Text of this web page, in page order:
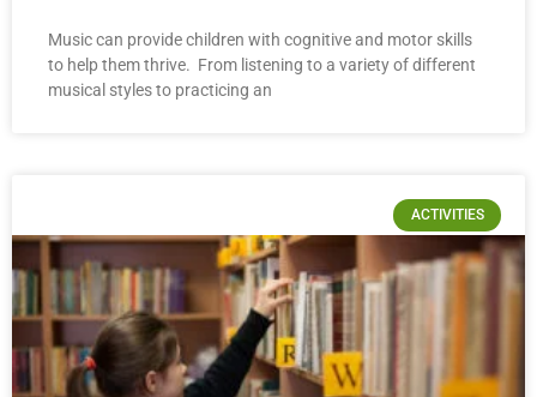
Music can provide children with cognitive and motor skills
to help them thrive. From listening to a variety of different
musical styles to practicing an
ACTIVITIES